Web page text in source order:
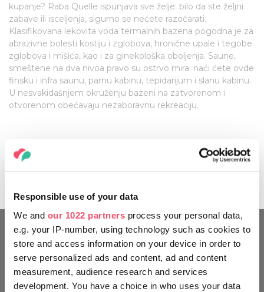
Responsible use of your data
We and our 1022 partners process your personal data,
e.g. your IP-number, using technology such as cookies to
store and access information on your device in order to
serve personalized ads and content, ad and content
measurement, audience research and services
development. You have a choice in who uses your data
kupanje? Raba Quelle ispunjava sve želje: bilo da ste željni
zabave ili isceljenja, sigurno se nećete razočarati.
Klasifikovana lekovita voda termalnih bazena pogodna je za
abrazivne bolesti kostiju i zglobova, hronične upale i tegobe
zglobova i mišića, kao i za ginekološka oboljenja. Saune,
smeštene na dva nivoa pravo su ostrvo mira: naći ćete ovde
finsku i infra saunu, parnu kabinu, tepidarijum i slanu kabinu.
U nesvakidašnjem okruženju bazeni na zatvorenom i
otvorenom obećavaju nezaboravnu rekreaciju.
Banja je trenutno u fazi renoviranja i
očekuje se da
će ponovo biti otvorena 2023
. godine, no
OBILAZITE MAĐARSKU KAO
MEŠTANI